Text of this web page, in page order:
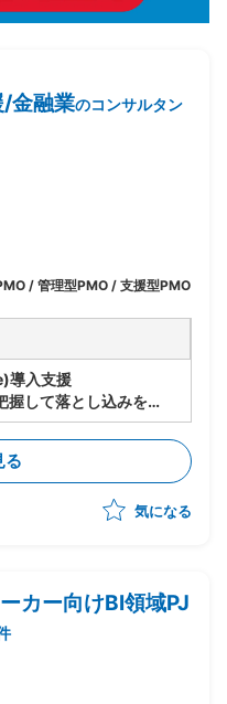
/金融業のコンサルタン
/ 管理型PMO / 支援型PMO
導入支援
握して落とし込みを想
る
気になる
カー向けBI領域PJ